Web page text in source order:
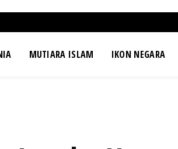
MUTIARA ISLAM IKON NEGARA